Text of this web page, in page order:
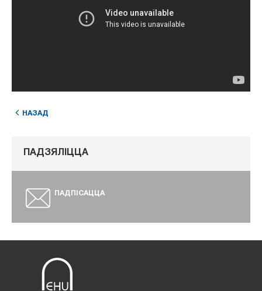
НАЗАД
ПАДЗЯЛІЦЦА
ПАДПІСАЦЦА